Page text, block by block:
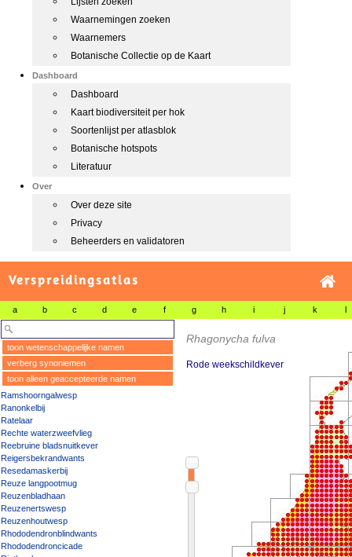
Waarnemingen zoeken
Waarnemers
Botanische Collectie op de Kaart
Dashboard
Dashboard
Kaart biodiversiteit per hok
Soortenlijst per atlasblok
Botanische hotspots
Literatuur
Over
Over deze site
Privacy
Beheerders en validatoren
Verspreidingsatlas
a b c d e f g h i j k l
toon wetenschappelijke namen
verberg synoniemen
toon alleen geaccepteerde namen
Ramshoorngalwesp
Ranonkelbij
Ratelaar
Rechte waterzweefvlieg
Reebruine bladsnuitkever
Reigersbekrandwants
Resedamaskerbij
Reuze langpootmug
Reuzenbladhaan
Reuzenertswesp
Reuzenhoutwesp
Rhododendronblindwants
Rhododendroncicade
Rhagonycha fulva
Rode weekschildkever